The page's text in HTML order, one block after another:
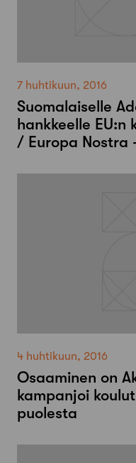
7 huhtikuun, 2016
Suomalaiselle
hankkeelle
/ Europa Nostra
4 huhtikuun, 2016
Osaaminen on
kampanjoi
puolesta